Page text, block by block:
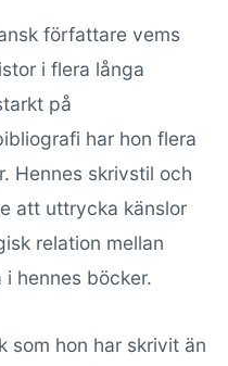
författare vems
i flera långa
på
har hon flera
Hennes skrivstil och
att uttrycka känslor
relation mellan
hennes böcker.
som hon har skrivit än